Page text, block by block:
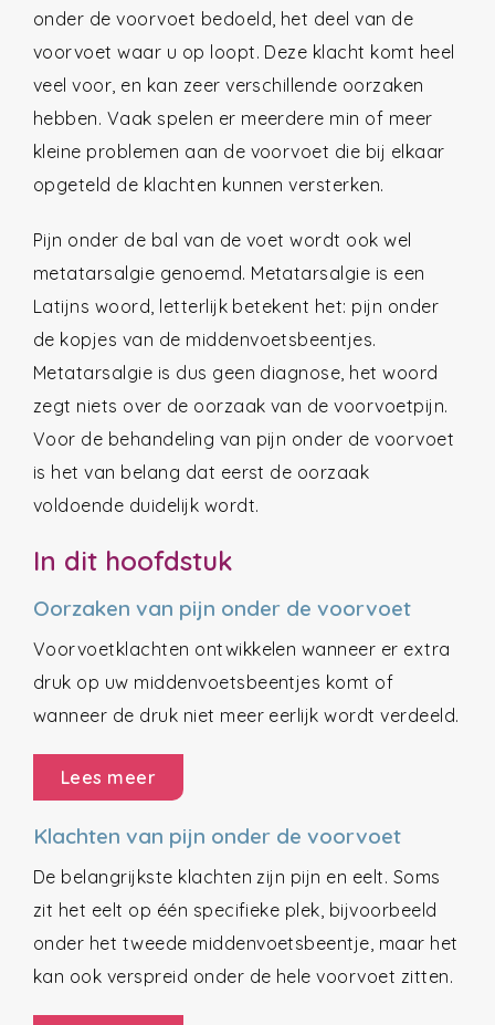
onder de voorvoet bedoeld, het deel van de
voorvoet waar u op loopt. Deze klacht komt heel
veel voor, en kan zeer verschillende oorzaken
hebben. Vaak spelen er meerdere min of meer
kleine problemen aan de voorvoet die bij elkaar
opgeteld de klachten kunnen versterken.
Pijn onder de bal van de voet wordt ook wel
metatarsalgie genoemd. Metatarsalgie is een
Latijns woord, letterlijk betekent het: pijn onder
de kopjes van de middenvoetsbeentjes.
Metatarsalgie is dus geen diagnose, het woord
zegt niets over de oorzaak van de voorvoetpijn.
Voor de behandeling van pijn onder de voorvoet
is het van belang dat eerst de oorzaak
voldoende duidelijk wordt.
In dit hoofdstuk
Oorzaken van pijn onder de voorvoet
Voorvoetklachten ontwikkelen wanneer er extra
druk op uw middenvoetsbeentjes komt of
wanneer de druk niet meer eerlijk wordt verdeeld.
Lees meer
Klachten van pijn onder de voorvoet
De belangrijkste klachten zijn pijn en eelt. Soms
zit het eelt op één specifieke plek, bijvoorbeeld
onder het tweede middenvoetsbeentje, maar het
kan ook verspreid onder de hele voorvoet zitten.